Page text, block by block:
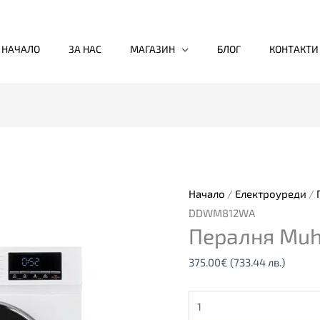
НАЧАЛО ЗА НАС МАГАЗИН БЛОГ КОНТАКТИ
Начало / Електроуреди /
DDWM812WA
Пералня
375.00€ (733.44 лв.)
Muhler
DDWM812WA